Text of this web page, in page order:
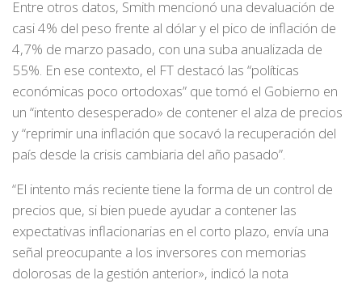
Entre otros datos, Smith mencionó una devaluación de
casi 4% del peso frente al dólar y el pico de inflación de
4,7% de marzo pasado, con una suba anualizada de
55%. En ese contexto, el FT destacó las “políticas
económicas poco ortodoxas” que tomó el Gobierno en
un “intento desesperado» de contener el alza de precios
y “reprimir una inflación que socavó la recuperación del
país desde la crisis cambiaria del año pasado”.
“El intento más reciente tiene la forma de un control de
precios que, si bien puede ayudar a contener las
expectativas inflacionarias en el corto plazo, envía una
señal preocupante a los inversores con memorias
dolorosas de la gestión anterior», indicó la nota